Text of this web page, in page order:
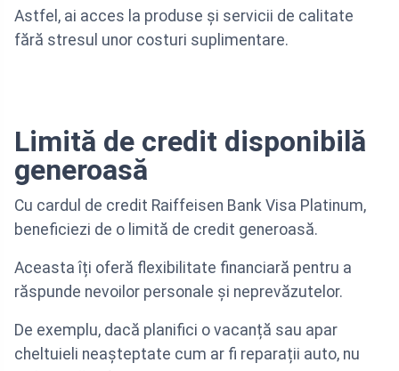
Astfel, ai acces la produse și servicii de calitate
fără stresul unor costuri suplimentare.
Limită de credit disponibilă
generoasă
Cu cardul de credit Raiffeisen Bank Visa Platinum,
beneficiezi de o limită de credit generoasă.
Aceasta îți oferă flexibilitate financiară pentru a
răspunde nevoilor personale și neprevăzutelor.
De exemplu, dacă planifici o vacanță sau apar
cheltuieli neașteptate cum ar fi reparații auto, nu